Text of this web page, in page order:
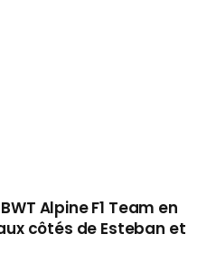
Alpine F1 Team en
côtés de Esteban et